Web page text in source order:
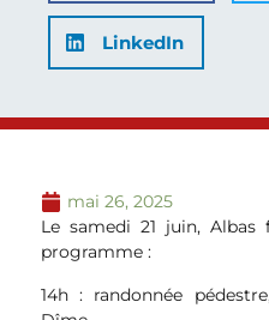
LinkedIn
mai 26, 2025
Le samedi 21 juin, Albas
programme :
14h : randonnée